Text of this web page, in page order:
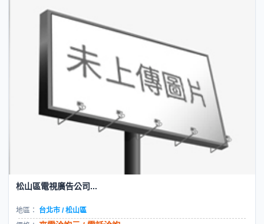
松山區電視廣告公司...
地區：
台北市 / 松山區